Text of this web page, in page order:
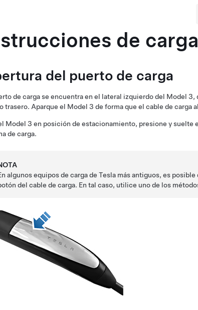
de carga
del puerto de carga
de carga se encuentra en el lateral izquierdo del Model 3,
trasero. Aparque el Model 3 de forma que el cable de carga
Model 3 en posición de estacionamiento, presione y suelte
de carga.
algunos equipos de carga de Tesla más antiguos, es
del cable de carga. En tal caso, utilice uno de los